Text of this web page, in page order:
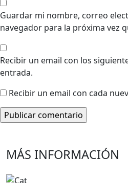
Guardar mi nombre, correo
navegador para la próxima vez
Recibir un email con los
entrada.
Recibir un email con cada
MÁS INFORMACIÓN